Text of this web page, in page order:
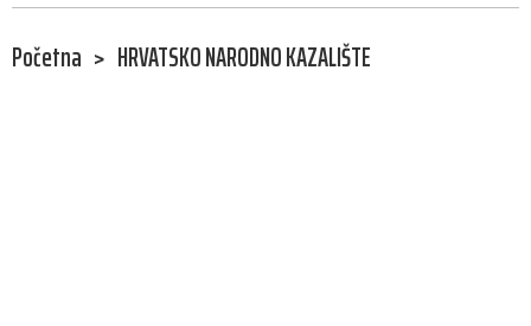
Početna > HRVATSKO NARODNO KAZALIŠTE